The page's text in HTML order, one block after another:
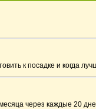
к посадке и когда
через каждые 20